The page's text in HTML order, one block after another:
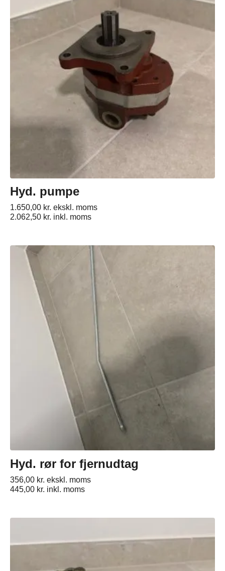
Hyd. pumpe
1.650,00 kr. ekskl. moms
2.062,50 kr. inkl. moms
Hyd. rør for fjernudtag
356,00 kr. ekskl. moms
445,00 kr. inkl. moms